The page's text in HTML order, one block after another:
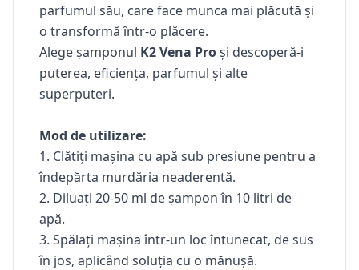
parfumul său, care face munca mai plăcută și
o transformă într-o plăcere.
Alege șamponul K2 Vena Proși descoperă-i
puterea, eficiența, parfumul și alte
superputeri.
Mod de utilizare:
1. Clătiți mașina cu apă sub presiune pentru a
îndepărta murdăria neaderentă.
2. Diluați 20-50 ml de șampon în 10 litri de
apă.
3. Spălați mașina într-un loc întunecat, de sus
în jos, aplicând soluția cu o mănușă.